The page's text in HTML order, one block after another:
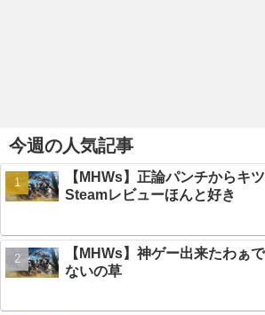
今週の人気記事
【MHWs】正論パンチからキ
Steamレビューほんと好き
【MHWs】神ゲー出来たわぁ
ないの草